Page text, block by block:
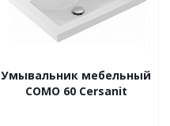
Умывальник мебельный
COMO 60 Cersanit